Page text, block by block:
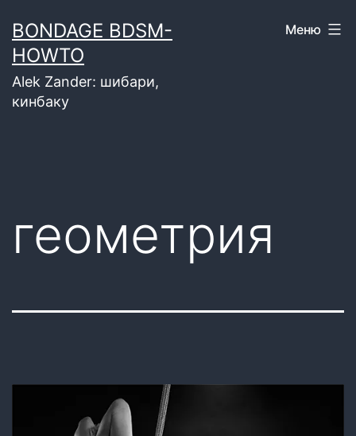
содержимому
BONDAGE BDSM-
HOWTO
Alek Zander: шибари,
кинбаку
Меню
геометрия